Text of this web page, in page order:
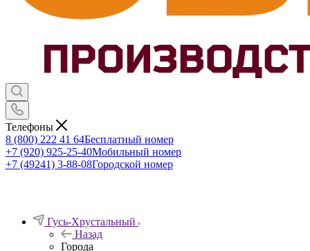
Телефоны
8 (800) 222 41 64Бесплатный номер
+7 (920) 925-25-40Мобильный номер
+7 (49241) 3-88-08Городской номер
Гусь-Хрустальный
Назад
Города